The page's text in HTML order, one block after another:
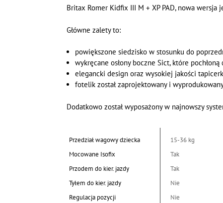
Britax Romer Kidfix III M + XP PAD, nowa
Główne zalety to:
powiększone siedzisko w stosunku do
wykręcane osłony boczne Sict, które
elegancki design oraz wysokiej jakości
fotelik został zaprojektowany i
Dodatkowo został wyposażony w najnowszy
Przedział wagowy dziecka
15-36 kg
Mocowane Isofix
Tak
Przodem do kier. jazdy
Tak
Tyłem do kier. jazdy
Nie
Regulacja pozycji
Nie